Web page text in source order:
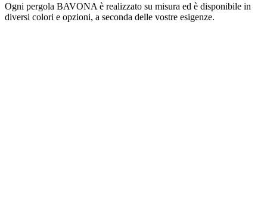
Ogni pergola BAVONA è realizzato su misura ed è disponibile in
diversi colori e opzioni, a seconda delle vostre esigenze.